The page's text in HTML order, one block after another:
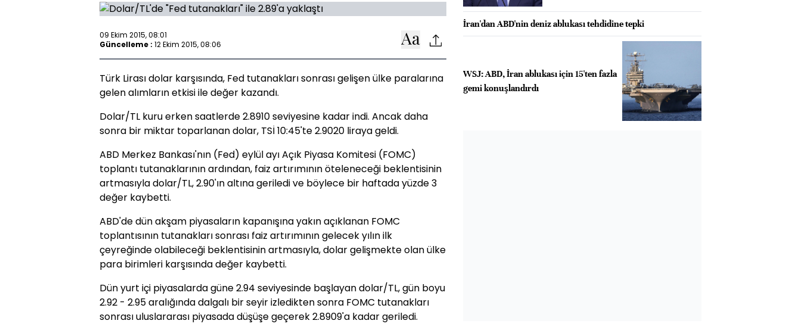
09 Ekim 2015, 08:01
Güncelleme : 12 Ekim 2015, 08:06
Türk Lirası dolar karşısında, Fed tutanakları sonrası gelişen ülke paralarına
gelen alımların etkisi ile değer kazandı.
Dolar/TL kuru erken saatlerde 2.8910 seviyesine kadar indi. Ancak daha
sonra bir miktar toparlanan dolar, TSİ 10:45'te 2.9020 liraya geldi.
ABD Merkez Bankası'nın (Fed) eylül ayı Açık Piyasa Komitesi (FOMC)
toplantı tutanaklarının ardından, faiz artırımının öteleneceği beklentisinin
artmasıyla dolar/TL, 2.90'ın altına geriledi ve böylece bir haftada yüzde 3
değer kaybetti.
ABD'de dün akşam piyasaların kapanışına yakın açıklanan FOMC
toplantısının tutanakları sonrası faiz artırımının gelecek yılın ilk
çeyreğinde olabileceği beklentisinin artmasıyla, dolar gelişmekte olan ülke
para birimleri karşısında değer kaybetti.
Dün yurt içi piyasalarda güne 2.94 seviyesinde başlayan dolar/TL, gün boyu
2.92 - 2.95 aralığında dalgalı bir seyir izledikten sonra FOMC tutanakları
sonrası uluslararası piyasada düşüşe geçerek 2.8909'a kadar geriledi.
İran'dan ABD'nin deniz ablukası tehdidine tepki
WSJ: ABD, İran ablukası için 15'ten fazla
gemi konuşlandırdı